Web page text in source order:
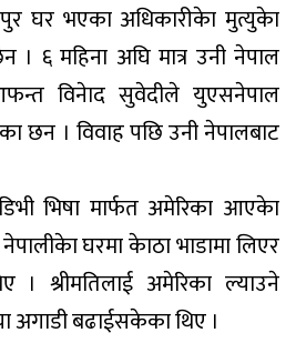
घर भएका अधिकारीकेा मुत्युकेा
६ महिना अघि मात्र उनी नेपाल
विनेाद सुवेदीले युएसनेपाल
छन । विवाह पछि उनी नेपालबाट
भिषा मार्फत अमेरिका आएकेा
घरमा केाठा भाडामा लिएर
श्रीमतिलाई अमेरिका ल्याउने
अगाडी बढाईसकेका थिए ।